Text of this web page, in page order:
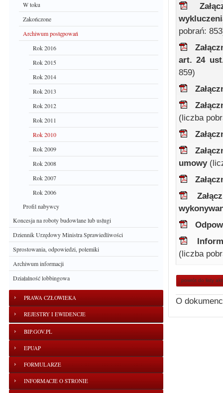
W toku
Zakończone
Archiwum postępowań
Rok 2016
Rok 2015
Rok 2014
Rok 2013
Rok 2012
Rok 2011
Rok 2010
Rok 2009
Rok 2008
Rok 2007
Rok 2006
Profil nabywcy
Koncesja na roboty budowlane lub usługi
Dziennik Urzędowy Ministra Sprawiedliwości
Sprostowania, odpowiedzi, polemiki
Archiwum informacji
Działalność lobbingowa
PRAWA CZŁOWIEKA
REJESTRY I EWIDENCJE
BIP.GOV.PL
EPUAP
FORMULARZE
INFORMACJE O STRONIE
pobrań:
art. 24
859)
(liczba
umowy
(liczba
powrót do listy
O